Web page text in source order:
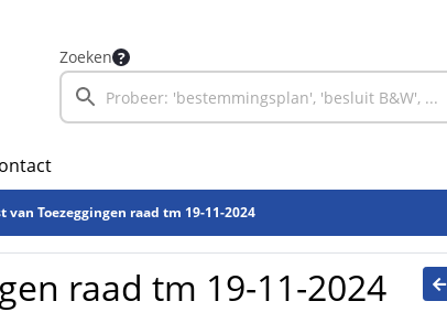
Zoeken
van Toezeggingen raad tm 19-11-2024
raad tm 19-11-2024